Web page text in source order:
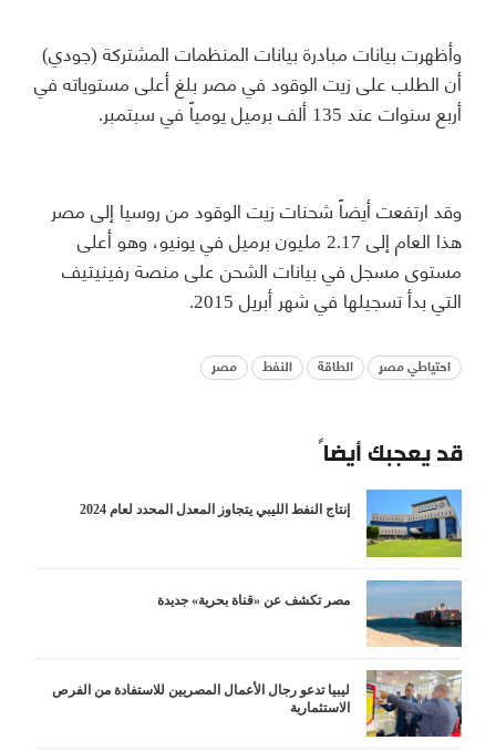
وأظهرت بيانات مبادرة بيانات المنظمات المشتركة (جودي)
أن الطلب على زيت الوقود في مصر بلغ أعلى مستوياته في
أربع سنوات عند 135 ألف برميل يومياً في سبتمبر.
وقد ارتفعت أيضاً شحنات زيت الوقود من روسيا إلى مصر
هذا العام إلى 2.17 مليون برميل في يونيو، وهو أعلى
مستوى مسجل في بيانات الشحن على منصة رفينيتيف
التي بدأ تسجيلها في شهر أبريل 2015.
احتياطي مصر الطاقة النفط مصر
قد يعجبك أيضاً
إنتاج النفط الليبي يتجاوز المعدل المحدد لعام 2024
مصر تكشف عن «قناة بحرية» جديدة
ليبيا تدعو رجال الأعمال المصريين للاستفادة من الفرص
الاستثمارية